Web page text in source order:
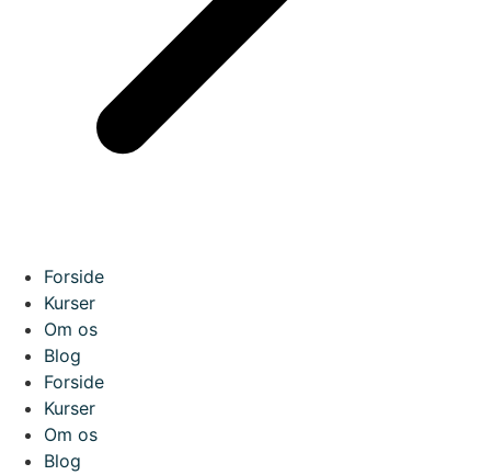
Forside
Kurser
Om os
Blog
Forside
Kurser
Om os
Blog